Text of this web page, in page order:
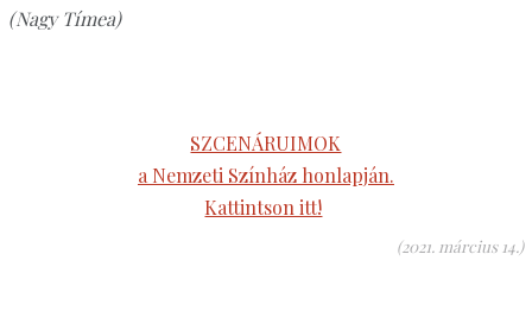
(Nagy Tímea)
SZCENÁRUIMOK
a Nemzeti Színház honlapján.
Kattintson itt!
(2021. március 14.)